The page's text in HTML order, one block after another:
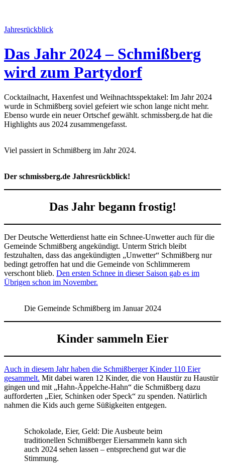
Jahresrückblick
Das Jahr 2024 – Schmißberg
wird zum Partydorf
Cocktailnacht, Haxenfest und Weihnachtsspektakel: Im Jahr 2024
wurde in Schmißberg soviel gefeiert wie schon lange nicht mehr.
Ebenso wurde ein neuer Ortschef gewählt. schmissberg.de hat die
Highlights aus 2024 zusammengefasst.
Viel passiert in Schmißberg im Jahr 2024.
Der schmissberg.de Jahresrückblick!
Das Jahr begann frostig!
Der Deutsche Wetterdienst hatte ein Schnee-Unwetter auch für die
Gemeinde Schmißberg angekündigt. Unterm Strich bleibt
festzuhalten, dass das angekündigten „Unwetter“ Schmißberg nur
bedingt getroffen hat und die Gemeinde von Schlimmerem
verschont blieb. Den ersten Schnee in dieser Saison gab es im
Übrigen schon im November.
Die Gemeinde Schmißberg im Januar 2024
Kinder sammeln Eier
Auch in diesem Jahr haben die Schmißberger Kinder 110 Eier
gesammelt. Mit dabei waren 12 Kinder, die von Haustür zu Haustür
gingen und mit „Hahn-Äppelche-Hahn“ die Schmißberg dazu
aufforderten „Eier, Schinken oder Speck“ zu spenden. Natürlich
nahmen die Kids auch gerne Süßigkeiten entgegen.
Schokolade, Eier, Geld: Die Ausbeute beim
traditionellen Schmißberger Eiersammeln kann sich
auch 2024 sehen lassen – entsprechend gut war die
Stimmung.